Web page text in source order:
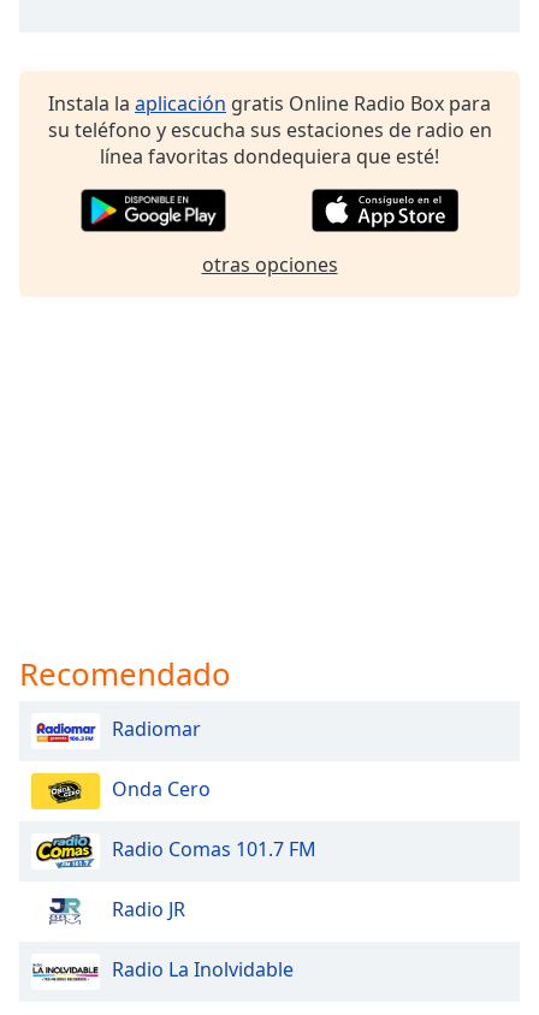
Font
Family
End
Instala la aplicación gratis Online Radio Box para
su teléfono y escucha sus estaciones de radio en
línea favoritas dondequiera que esté!
otras opciones
Recomendado
Radiomar
Onda Cero
Radio Comas 101.7 FM
Radio JR
Radio La Inolvidable